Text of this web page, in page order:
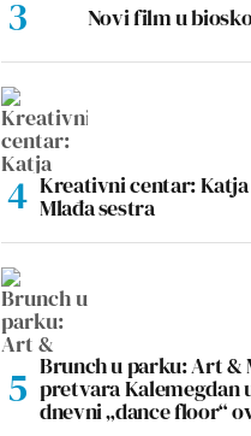
Novi film u
Kreativni centar:
Mlađa sestra
Brunch u parku: Art &
pretvara Kalemegdan
dnevni „dance floor“